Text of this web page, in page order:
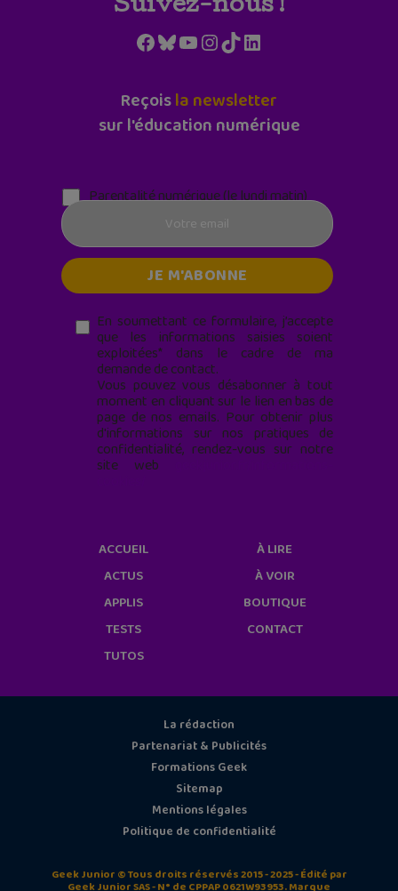
Suivez-nous !
Facebook
Bluesky
YouTube
Instagram
TikTokLinkedIn
Reçoisla newsletter
sur l'éducation numérique
Parentalité numérique (le lundi matin)
En soumettant ce formulaire, j’accepte
que les informations saisies soient
exploitées* dans le cadre de ma
demande de contact.
Vous pouvez vous désabonner à tout
moment en cliquant sur le lien en bas de
page de nos emails. Pour obtenir plus
d'informations sur nos pratiques de
confidentialité, rendez-vous sur notre
site web
ACCUEIL
ACTUS
APPLIS
TESTS
TUTOS
À LIRE
À VOIR
BOUTIQUE
CONTACT
La rédaction
Partenariat & Publicités
Formations Geek
Sitemap
Mentions légales
Politique de confidentialité
Geek Junior © Tous droits réservés 2015 - 2025 - Édité par
Geek Junior SAS - N° de CPPAP 0621W93953. Marque